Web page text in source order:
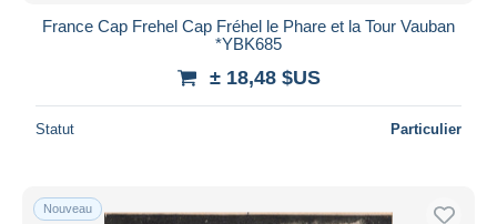
depuis
jours
Prix
Uniquement en réduction
France Cap Frehel Cap Fréhel le Phare et la Tour Vauban
*YBK685
± 18,48 $US
Statut Particulier
Nouveau